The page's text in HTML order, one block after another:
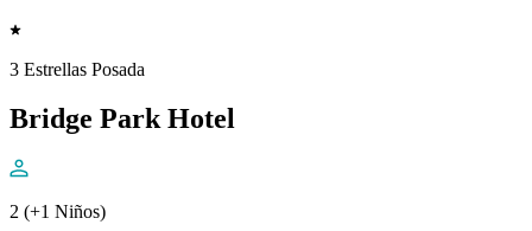
3 Estrellas Posada
Bridge Park Hotel
2 (+1 Niños)